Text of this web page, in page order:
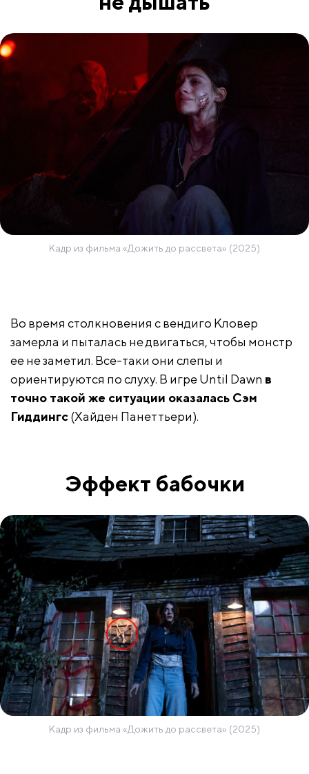
Кадр из фильма «Дожить до рассвета» (2025)
Во время столкновения с вендиго Кловер
замерла и пыталась не двигаться, чтобы монстр
ее не заметил. Все-таки они слепы и
ориентируются по слуху. В игре Until Dawn в
точно такой же ситуации оказалась Сэм
Гиддингс(Хайден Панеттьери).
Эффект бабочки
Кадр из фильма «Дожить до рассвета» (2025)